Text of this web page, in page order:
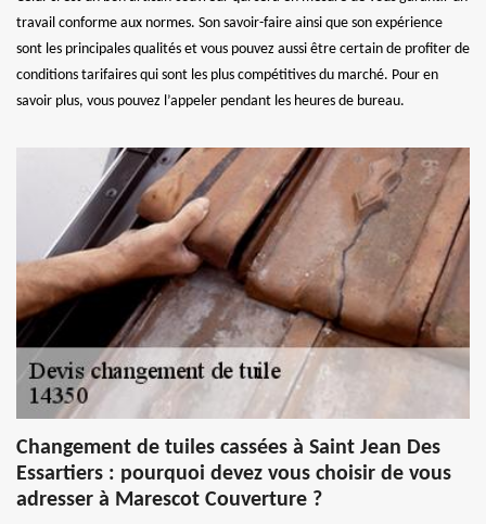
travail conforme aux normes. Son savoir-faire ainsi que son expérience
sont les principales qualités et vous pouvez aussi être certain de profiter de
conditions tarifaires qui sont les plus compétitives du marché. Pour en
savoir plus, vous pouvez l’appeler pendant les heures de bureau.
Changement de tuiles cassées à Saint Jean Des
Essartiers : pourquoi devez vous choisir de vous
adresser à Marescot Couverture ?